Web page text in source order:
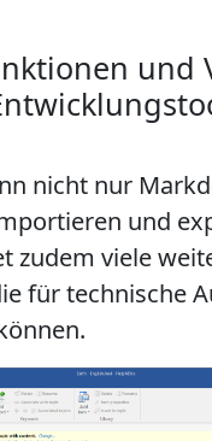
und
nicht nur
und
zudem viele
für technische